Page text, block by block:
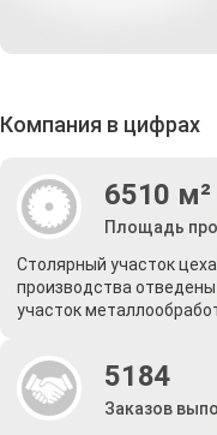
Компания в цифрах
6510 м²
Площадь
Столярный участок
производства
участок
5184
Заказов